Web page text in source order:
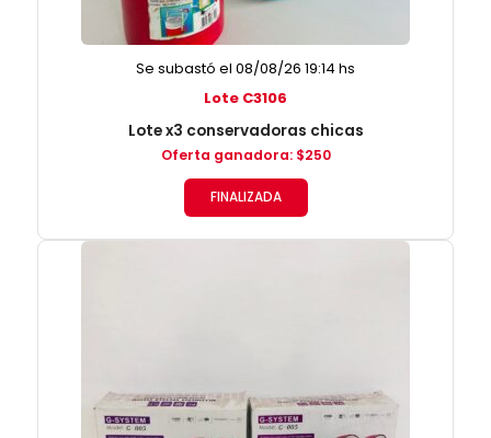
Se subastó el 08/08/26 19:14 hs
Lote C3106
Lote x3 conservadoras chicas
Oferta ganadora: $250
FINALIZADA